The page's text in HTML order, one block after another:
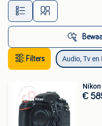
Alle
Filters Audio, Tv en
Nikon
€